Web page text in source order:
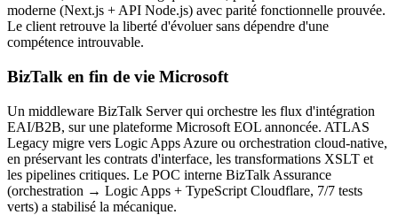
moderne (Next.js + API Node.js) avec parité fonctionnelle prouvée.
Le client retrouve la liberté d'évoluer sans dépendre d'une
compétence introuvable.
BizTalk en fin de vie Microsoft
Un middleware BizTalk Server qui orchestre les flux d'intégration
EAI/B2B, sur une plateforme Microsoft EOL annoncée. ATLAS
Legacy migre vers Logic Apps Azure ou orchestration cloud-native,
en préservant les contrats d'interface, les transformations XSLT et
les pipelines critiques. Le POC interne BizTalk Assurance
(orchestration → Logic Apps + TypeScript Cloudflare, 7/7 tests
verts) a stabilisé la mécanique.